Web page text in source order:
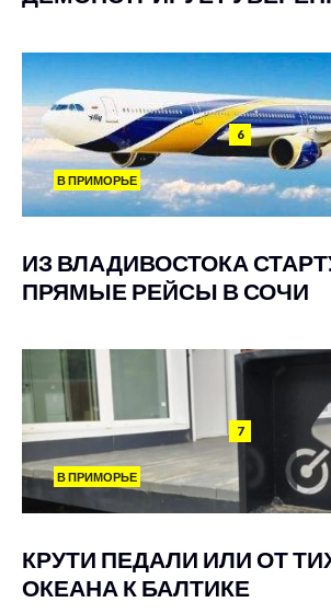
6
В ПРИМОРЬЕ
ИЗ ВЛАДИВОСТОКА
ПРЯМЫЕ РЕЙСЫ В СОЧИ
7
В ПРИМОРЬЕ
КРУТИ ПЕДАЛИ ИЛИ ОТ
ОКЕАНА К БАЛТИКЕ